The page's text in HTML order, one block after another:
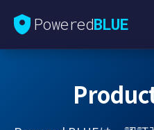
PoweredBLUE